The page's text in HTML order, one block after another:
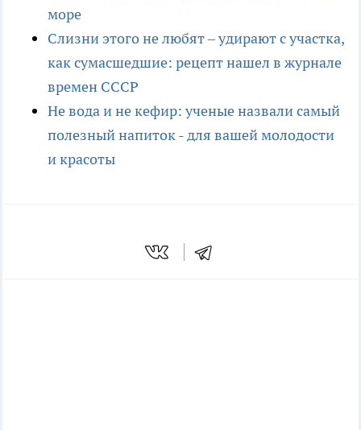
море
Слизни этого не любят – удирают с участка,
как сумасшедшие: рецепт нашел в журнале
времен СССР
Не вода и не кефир: ученые назвали самый
полезный напиток - для вашей молодости
и красоты